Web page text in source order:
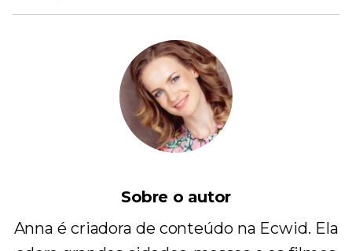
Sobre o autor
Anna é criadora de conteúdo na Ecwid. Ela